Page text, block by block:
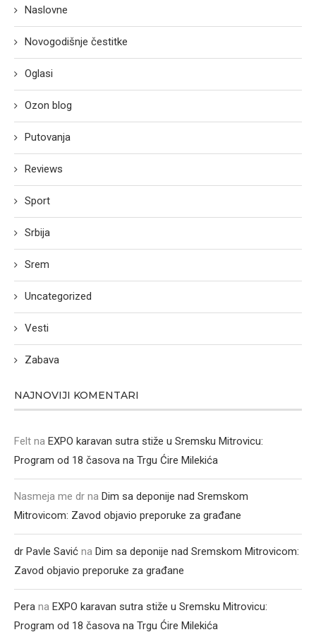
Naslovne
Novogodišnje čestitke
Oglasi
Ozon blog
Putovanja
Reviews
Sport
Srbija
Srem
Uncategorized
Vesti
Zabava
NAJNOVIJI KOMENTARI
Felt na EXPO karavan sutra stiže u Sremsku Mitrovicu:
Program od 18 časova na Trgu Ćire Milekića
Nasmeja me dr na Dim sa deponije nad Sremskom
Mitrovicom: Zavod objavio preporuke za građane
dr Pavle Savić na Dim sa deponije nad Sremskom Mitrovicom:
Zavod objavio preporuke za građane
Pera na EXPO karavan sutra stiže u Sremsku Mitrovicu:
Program od 18 časova na Trgu Ćire Milekića